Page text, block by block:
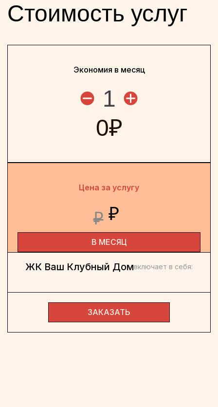
Стоимость услуг
Экономия в месяц
1
0₽
Цена за услугу
₽ ₽
В МЕСЯЦ
ЖК Ваш Клубный Домвключает в себя:
ЗАКАЗАТЬ